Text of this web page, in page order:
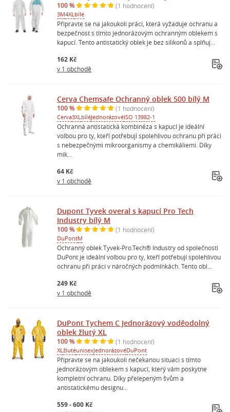
100 % (1 hodnocení)
3M4XL bílé
Připravte se na jakoukoli práci, která vyžaduje ochranu a
bezpečnost s tímto jednorázovým ochranným oblekem s
kapucí. Tento antistatický oblek je bez silikonů a splňuj...
162 Kč
v 1 obchodě
Cerva Chemsafe Ochranný oblek 500 bílý M
100 % (1 hodnocení)
Cerva3XL bíléJednorázovéISO 13982-1
Ochranná antistatická kombinéza s kapucí je ideální
volbou pro ty, kteří potřebují spolehlivou ochranu při práci
s nebezpečnými mikroorganismy a chemikáliemi. Díky
mik...
64 Kč
v 1 obchodě
Dupont Tyvek overal s kapucí Pro Tech
Industry bílý M
100 % (1 hodnocení)
DuPontM
Ochranný oblek Tyvek-Pro.Tech® Industry od společnosti
DuPont je ideální volbou pro ty, kteří potřebují spolehlivou
ochranu při práci v náročných podmínkách. Tento obl...
249 Kč
v 1 obchodě
DuPont Tychem C Jednorázový voděodolný
oblek žlutý XL
100 % (1 hodnocení)
XL žlutéunisexJednorázovéDuPont
Připravte se na jakoukoli nečekanou situaci s tímto
jednorázovým oblekem s kapucí, který vám poskytne
kompletní ochranu. Díky přelepeným švům a
antistatickému designu...
559 - 600 Kč